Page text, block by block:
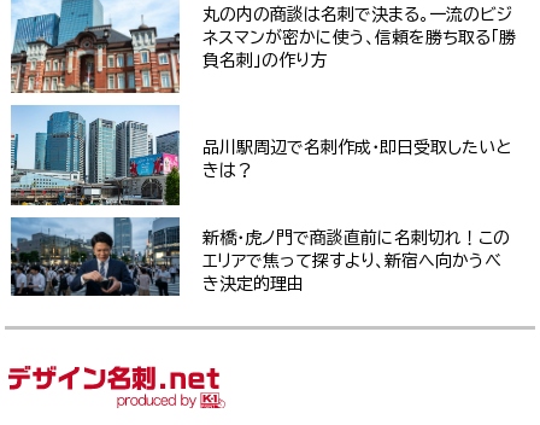
丸の内の商談は名刺で決まる。一流のビジ
ネスマンが密かに使う、信頼を勝ち取る「勝
負名刺」の作り方
品川駅周辺で名刺作成・即日受取したいと
きは？
新橋・虎ノ門で商談直前に名刺切れ！この
エリアで焦って探すより、新宿へ向かうべ
き決定的理由